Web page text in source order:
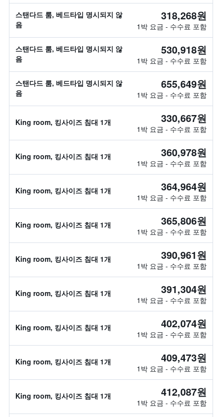
스탠다드 룸, 베드타입 명시되지 않
음
318,268원
1박 요금 - 수수료 포함
스탠다드 룸, 베드타입 명시되지 않
음
530,918원
1박 요금 - 수수료 포함
스탠다드 룸, 베드타입 명시되지 않
음
655,649원
1박 요금 - 수수료 포함
King room, 킹사이즈 침대 1개 330,667원
1박 요금 - 수수료 포함
King room, 킹사이즈 침대 1개 360,978원
1박 요금 - 수수료 포함
King room, 킹사이즈 침대 1개 364,964원
1박 요금 - 수수료 포함
King room, 킹사이즈 침대 1개 365,806원
1박 요금 - 수수료 포함
King room, 킹사이즈 침대 1개 390,961원
1박 요금 - 수수료 포함
King room, 킹사이즈 침대 1개 391,304원
1박 요금 - 수수료 포함
King room, 킹사이즈 침대 1개 402,074원
1박 요금 - 수수료 포함
King room, 킹사이즈 침대 1개 409,473원
1박 요금 - 수수료 포함
King room, 킹사이즈 침대 1개 412,087원
1박 요금 - 수수료 포함